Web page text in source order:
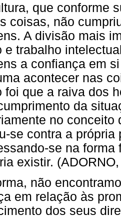
que conforme
coisas, não
A divisão mais
e trabalho
a confiança em
acontecer nas
foi que a raiva dos
da
no conceito
se contra a própria
se na
existir.
não
em relação às
dos seus